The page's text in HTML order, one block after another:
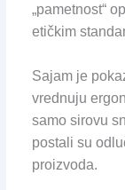
„pametnost“
etičkim
Sajam je
vrednuju
samo sirovu
postali su
proizvoda.